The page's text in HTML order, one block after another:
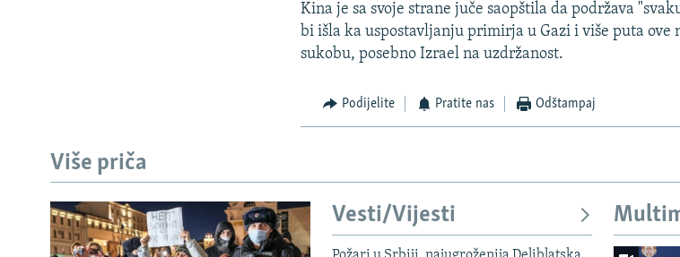
Kina je sa svoje strane juče saopštila da podržava
bi išla ka uspostavljanju primirja u Gazi i više puta ove
sukobu, posebno Izrael na uzdržanost.
Podijelite Pratite nas Odštampaj
Više priča
Vesti/Vijesti